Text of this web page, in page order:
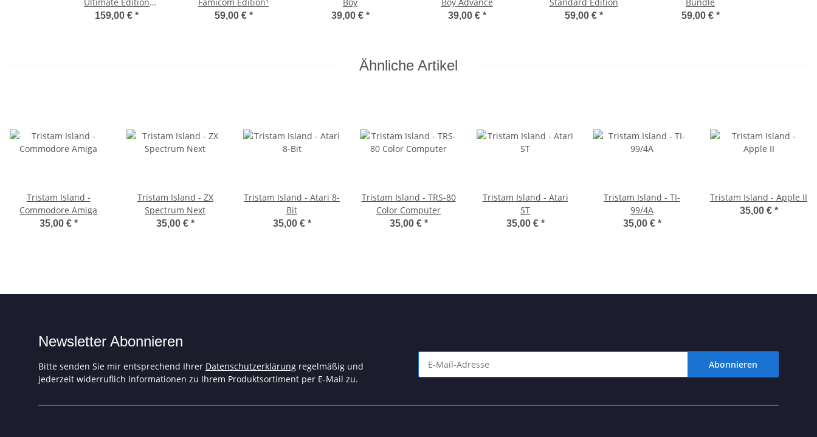
(limitiert)
159,00 € * 59,00 € * 39,00 € * 39,00 € * 59,00 € * 59,00 € *
Ähnliche Artikel
Tristam Island -
Commodore Amiga
35,00 € *
Tristam Island - ZX
Spectrum Next
35,00 € *
Tristam Island - Atari 8-
Bit
35,00 € *
Tristam Island - TRS-80
Color Computer
35,00 € *
Tristam Island - Atari
ST
35,00 € *
Tristam Island - TI-
99/4A
35,00 € *
Tristam Island - Apple II
35,00 € *
Newsletter Abonnieren
Bitte senden Sie mir entsprechend Ihrer Datenschutzerklärung regelmäßig und
jederzeit widerruflich Informationen zu Ihrem Produktsortiment per E-Mail zu.
Abonnieren